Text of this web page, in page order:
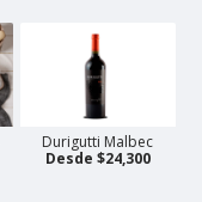
Durigutti Malbec
Desde $24,300